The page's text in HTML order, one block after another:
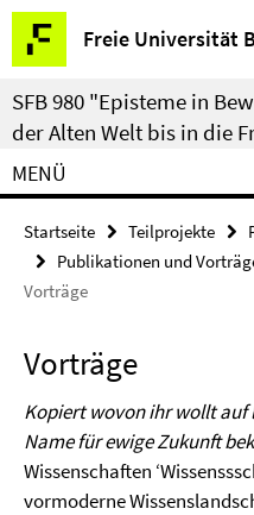
Springe
direkt
zu
Inhalt
Freie Universität
Service-
Navigation
SFB 980 "Episteme in
der Alten Welt bis in die
MENÜ
Startseite Teilprojekte
Publikationen und
Vorträge
Vorträge
Kopiert wovon ihr wollt auf
Name für ewige Zukunft
Wissenschaften
vormoderne